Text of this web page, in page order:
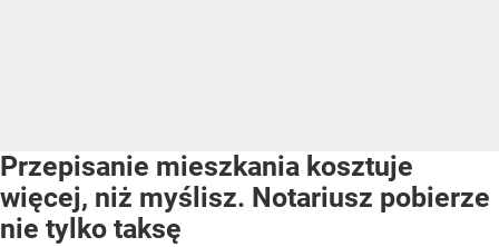
Przepisanie mieszkania kosztuje
więcej, niż myślisz. Notariusz pobierze
nie tylko taksę